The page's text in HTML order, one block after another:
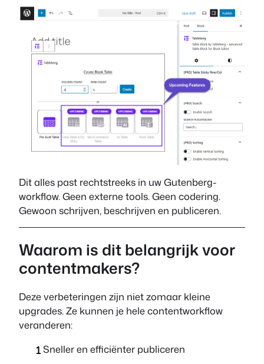
Dit alles past rechtstreeks in uw Gutenberg-
workflow. Geen externe tools. Geen codering.
Gewoon schrijven, beschrijven en publiceren.
Waarom is dit belangrijk voor
contentmakers?
Deze verbeteringen zijn niet zomaar kleine
upgrades. Ze kunnen je hele contentworkflow
veranderen:
Sneller en efficiënter publiceren